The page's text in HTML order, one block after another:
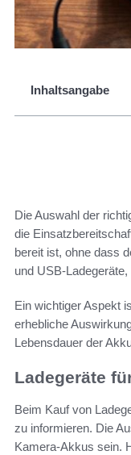
Inhaltsangabe
Die Auswahl der
die
bereit ist, ohne dass
und USB-
Ein wichtiger Aspekt
erhebliche
Lebensdauer der
Ladegeräte
Beim Kauf von
zu informieren. Die
Kamera-Akkus sein.